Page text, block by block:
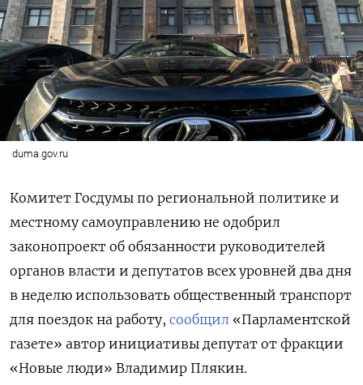
duma.gov.ru
Комитет Госдумы по региональной политике и
местному самоуправлению не одобрил
законопроект об обязанности руководителей
органов власти и депутатов всех уровней два дня
в неделю использовать общественный транспорт
для поездок на работу, сообщил «Парламентской
газете» автор инициативы депутат от фракции
«Новые люди» Владимир Плякин.